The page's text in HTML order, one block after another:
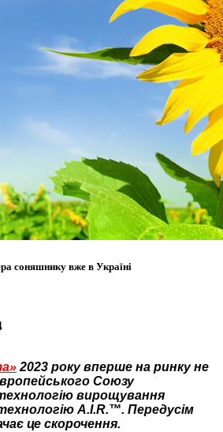
соняшнику вже в Україні
2023 року вперше на ринку не
Союзу
вирощування
A.I.R.™. Передусім
це скорочення.